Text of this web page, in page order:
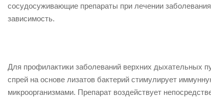
сосудосуживающие препараты при лечении
зависимость.
Для профилактики заболеваний верхних дыхательных
спрей на основе лизатов бактерий стимулирует
микроорганизмами. Препарат воздействует